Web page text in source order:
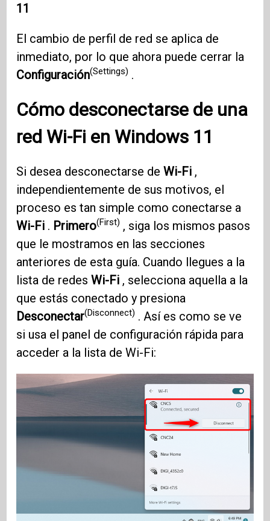
11
El cambio de perfil de red se aplica de
inmediato, por lo que ahora puede cerrar la
Configuración(Settings) .
Cómo desconectarse de una
red Wi-Fi enWindows 11
Si desea desconectarse deWi-Fi ,
independientemente de sus motivos, el
proceso es tan simple como conectarse a
Wi-Fi . Primero(First) , siga los mismos pasos
que le mostramos en las secciones
anteriores de esta guía. Cuando llegues a la
lista de redesWi-Fi , selecciona aquella a la
que estás conectado y presiona
Desconectar(Disconnect) . Así es como se ve
si usa el panel de configuración rápida para
acceder a la lista de Wi-Fi: